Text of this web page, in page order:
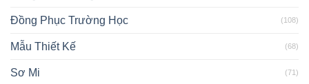
Đồng Phục Trường Học (108)
Mẫu Thiết Kế (68)
Sơ Mi (71)